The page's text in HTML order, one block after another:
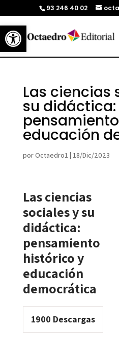
Abrir barra de herramientas
93 246 40 02
Las ciencias
su didáctica:
educación
porOctaedro1 | 18/Dic/2023
Las ciencias
sociales y su
didáctica:
pensamiento
histórico y
educación
democrática
1900 Descargas